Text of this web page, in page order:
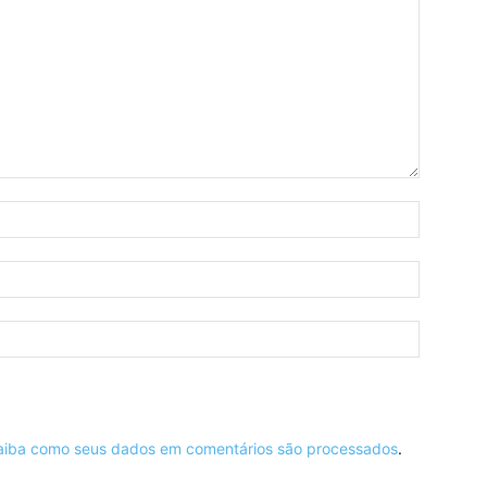
como seus dados em comentários são processados.